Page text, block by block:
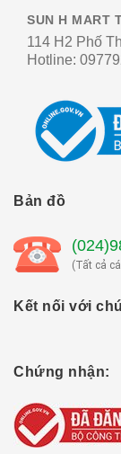
SUN H MART
114 H2 Phố
Hotline:
Bản đồ
(Tất cả
Kết nối với
Chứng nhận: